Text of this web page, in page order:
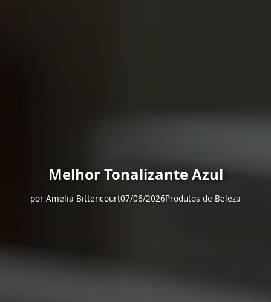
Melhor Tonalizante Azul
por Amelia Bittencourt07/06/2026Produtos de Beleza